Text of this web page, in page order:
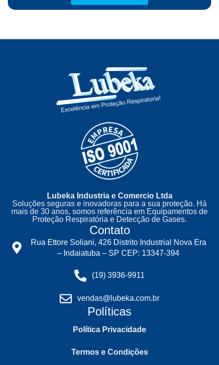
Lubeka Industria e Comercio Ltda
Soluções seguras e inovadoras para a sua proteção. Há
mais de 30 anos, somos referência em Equipamentos de
Proteção Respiratória e Detecção de Gases.
Contato
Rua Ettore Soliani, 426 Distrito Industrial Nova Era
– Indaiatuba – SP CEP: 13347-394
(19) 3936-9911
vendas@lubeka.com.br
Políticas
Política Privacidade
Termos e Condições